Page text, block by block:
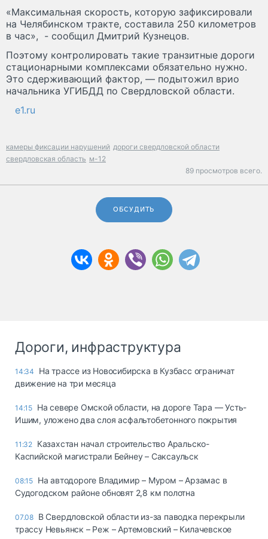
«Максимальная скорость, которую зафиксировали
на Челябинском тракте, составила 250 километров
в час», - сообщил Дмитрий Кузнецов.
Поэтому контролировать такие транзитные дороги
стационарными комплексами обязательно нужно.
Это сдерживающий фактор, — подытожил врио
начальника УГИБДД по Свердловской области.
e1.ru
камеры фиксации нарушений дороги свердловской области
свердловская область м-12
89 просмотров всего.
ОБСУДИТЬ
Дороги, инфраструктура
14:34
На трассе из Новосибирска в Кузбасс ограничат
движение на три месяца
14:15 На севере Омской области, на дороге Тара — Усть-
Ишим, уложено два слоя асфальтобетонного покрытия
11:32 Казахстан начал строительство Аральско-
Каспийской магистрали Бейнеу – Саксаульск
08:15 На автодороге Владимир – Муром – Арзамас в
Судогодском районе обновят 2,8 км полотна
07.08 В Свердловской области из-за паводка перекрыли
трассу Невьянск – Реж – Артемовский – Килачевское